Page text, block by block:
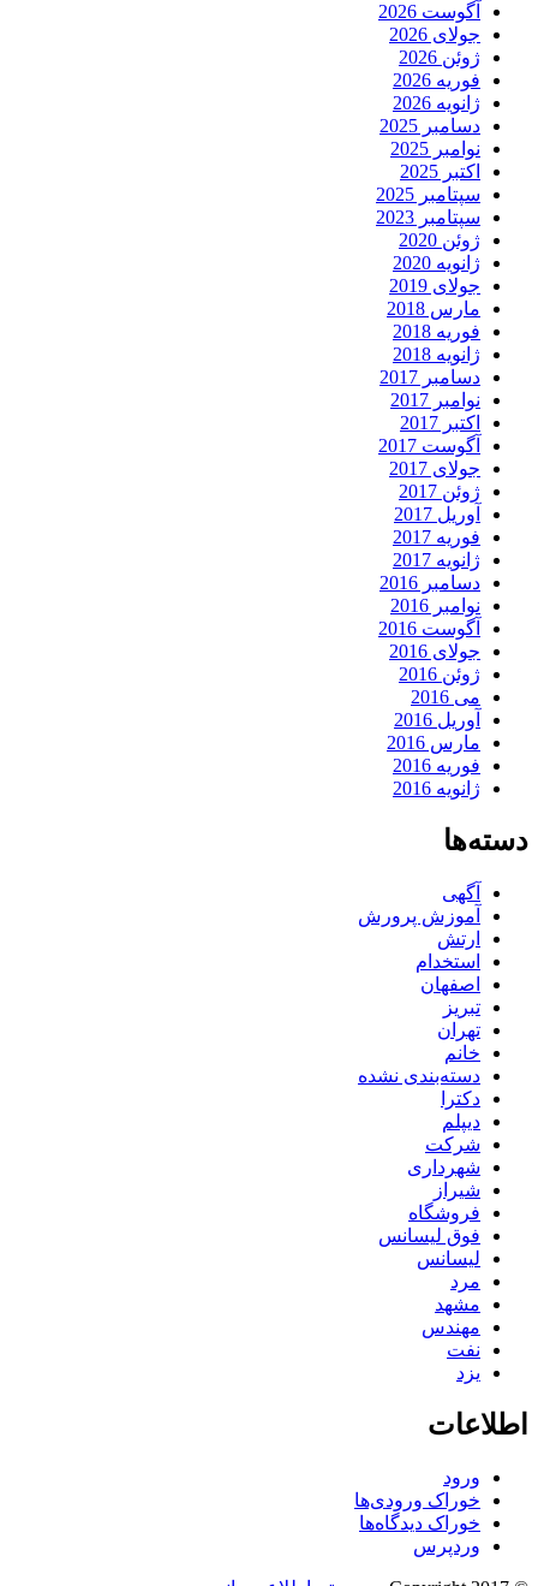
آگوست 2026
جولای 2026
ژوئن 2026
فوریه 2026
ژانویه 2026
دسامبر 2025
نوامبر 2025
اکتبر 2025
سپتامبر 2025
سپتامبر 2023
ژوئن 2020
ژانویه 2020
جولای 2019
مارس 2018
فوریه 2018
ژانویه 2018
دسامبر 2017
نوامبر 2017
اکتبر 2017
آگوست 2017
جولای 2017
ژوئن 2017
آوریل 2017
فوریه 2017
ژانویه 2017
دسامبر 2016
نوامبر 2016
آگوست 2016
جولای 2016
ژوئن 2016
می 2016
آوریل 2016
مارس 2016
فوریه 2016
ژانویه 2016
دسته‌ها
آگهی
آموزش پرورش
ارتش
استخدام
اصفهان
تبریز
تهران
خانم
دسته‌بندی نشده
دکترا
دیپلم
شرکت
شهرداری
شیراز
فروشگاه
فوق لیسانس
لیسانس
مرد
مشهد
مهندس
نفت
یزد
اطلاعات
ورود
خوراک ورودی‌ها
خوراک دیدگاه‌ها
وردپرس